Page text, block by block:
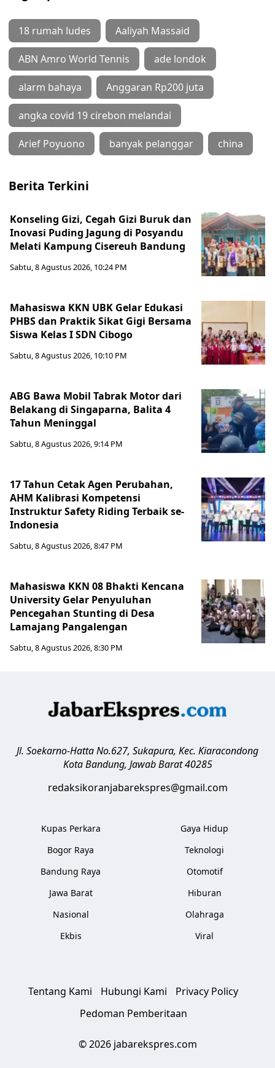
18 rumah ludes Aaliyah Massaid
ABN Amro World Tennis ade londok
alarm bahaya Anggaran Rp200 juta
angka covid 19 cirebon melandai
Arief Poyuono banyak pelanggar china
Berita Terkini
Konseling Gizi, Cegah Gizi Buruk dan
Inovasi Puding Jagung di Posyandu
Melati Kampung Cisereuh Bandung
Sabtu, 8 Agustus 2026, 10:24 PM
Mahasiswa KKN UBK Gelar Edukasi
PHBS dan Praktik Sikat Gigi Bersama
Siswa Kelas I SDN Cibogo
Sabtu, 8 Agustus 2026, 10:10 PM
ABG Bawa Mobil Tabrak Motor dari
Belakang di Singaparna, Balita 4
Tahun Meninggal
Sabtu, 8 Agustus 2026, 9:14 PM
17 Tahun Cetak Agen Perubahan,
AHM Kalibrasi Kompetensi
Instruktur Safety Riding Terbaik se-
Indonesia
Sabtu, 8 Agustus 2026, 8:47 PM
Mahasiswa KKN 08 Bhakti Kencana
University Gelar Penyuluhan
Pencegahan Stunting di Desa
Lamajang Pangalengan
Sabtu, 8 Agustus 2026, 8:30 PM
Jl. Soekarno-Hatta No.627, Sukapura, Kec. Kiaracondong
Kota Bandung, Jawab Barat 40285
redaksikoranjabarekspres@gmail.com
Kupas Perkara
Bogor Raya
Bandung Raya
Jawa Barat
Nasional
Ekbis
Gaya Hidup
Teknologi
Otomotif
Hiburan
Olahraga
Viral
Tentang Kami Hubungi Kami
Privacy Policy
Pedoman Pemberitaan
© 2026 jabarekspres.com